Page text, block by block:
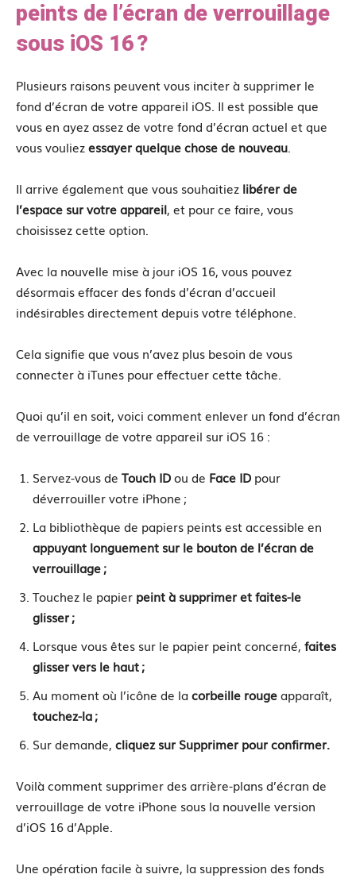
peints de l’écran de verrouillage
sous iOS 16 ?
Plusieurs raisons peuvent vous inciter à supprimer le
fond d’écran de votre appareil iOS. Il est possible que
vous en ayez assez de votre fond d’écran actuel et que
vous vouliezessayer quelque chose de nouveau.
Il arrive également que vous souhaitiez libérer de
l’espace sur votre appareil, et pour ce faire, vous
choisissez cette option.
Avec la nouvelle mise à jour iOS 16, vous pouvez
désormais effacer des fonds d’écran d’accueil
indésirables directement depuis votre téléphone.
Cela signifie que vous n’avez plus besoin de vous
connecter à iTunes pour effectuer cette tâche.
Quoi qu’il en soit, voici comment enlever un fond d’écran
de verrouillage de votre appareil sur iOS 16 :
Servez-vous de Touch IDou de Face ID pour
déverrouiller votre iPhone ;
La bibliothèque de papiers peints est accessible en
appuyant longuement sur le bouton de l’écran de
verrouillage ;
Touchez le papier peint à supprimer et faites-le
glisser ;
Lorsque vous êtes sur le papier peint concerné, faites
glisser vers le haut ;
Au moment où l’icône de la corbeille rougeapparaît,
touchez-la ;
Sur demande, cliquez sur Supprimer pour confirmer.
Voilà comment supprimer des arrière-plans d’écran de
verrouillage de votre iPhone sous la nouvelle version
d’iOS 16 d’Apple.
Une opération facile à suivre, la suppression des fonds